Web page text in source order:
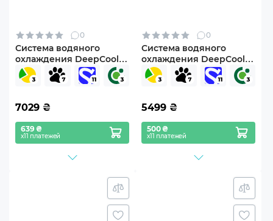
0
Система водяного
охлаждения DeepCool
LQ360 Ultra ARGB WH (R-
LQ360-WHASMC-G-1)
7029 ₴
639 ₴
х11 платежей
0
Система водяного
охлаждения DeepCool
Mystique 240 ARGB
White (R-LX240-
5499 ₴
500 ₴
х11 платежей